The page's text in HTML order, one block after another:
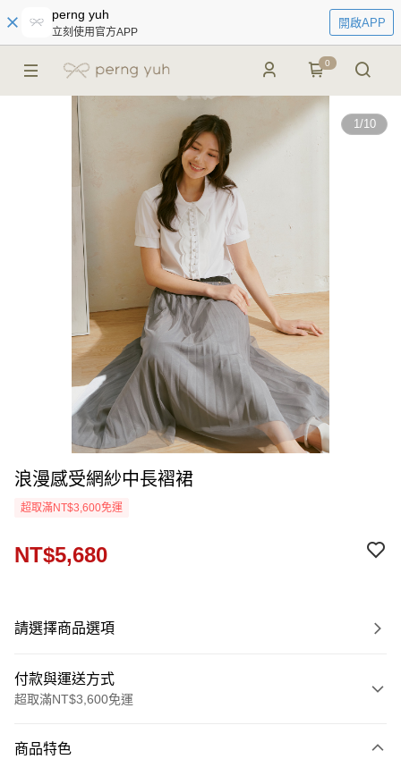
perng yuh
立刻使用官方APP
開啟APP
0
1/10
浪漫感受網紗中長褶裙
超取滿NT$3,600免運
NT$5,680
請選擇商品選項
付款與運送方式
超取滿NT$3,600免運
商品特色